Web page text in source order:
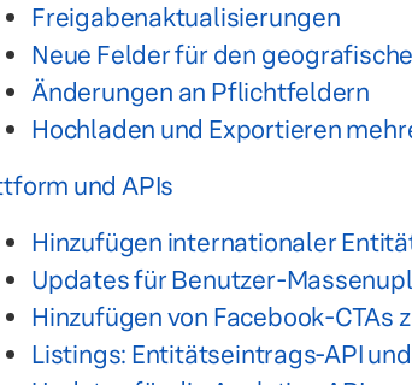
Freigabenaktualisierungen
Neue Felder für den
Änderungen an Pflichtfeldern
Hochladen und Exportieren
und APIs
Hinzufügen internationaler
Updates für Benutzer-
Hinzufügen von Facebook-CTAs
Listings: Entitätseintrags-API